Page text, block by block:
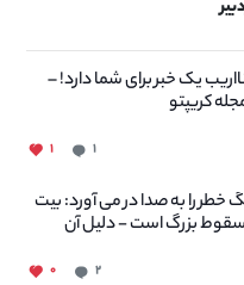
یک خبر برای شما دارد! –
کریپتو
۱ ۱
خطر را به صدا در می آورد: بیت
بزرگ است - دلیل آن
۲ ۰